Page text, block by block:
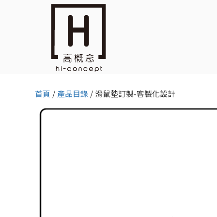
首頁 / 產品目錄 / 滑鼠墊訂製-客製化設計